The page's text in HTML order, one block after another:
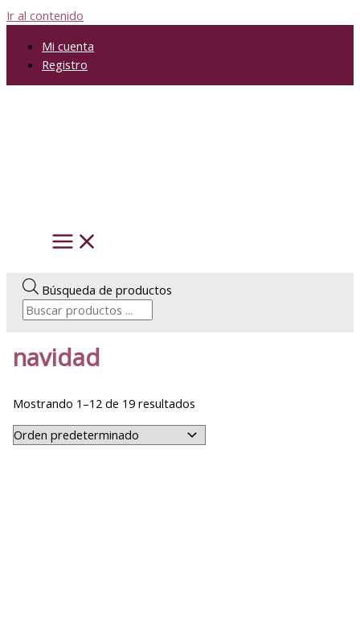
Ir al contenido
Mi cuenta
Registro
Búsqueda de productos
navidad
Mostrando 1–12 de 19 resultados